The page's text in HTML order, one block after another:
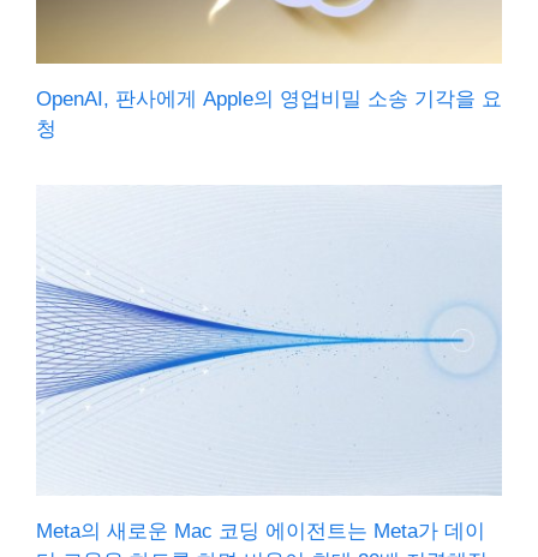
OpenAI, 판사에게 Apple의 영업비밀 소송 기각을 요
청
Meta의 새로운 Mac 코딩 에이전트는 Meta가 데이